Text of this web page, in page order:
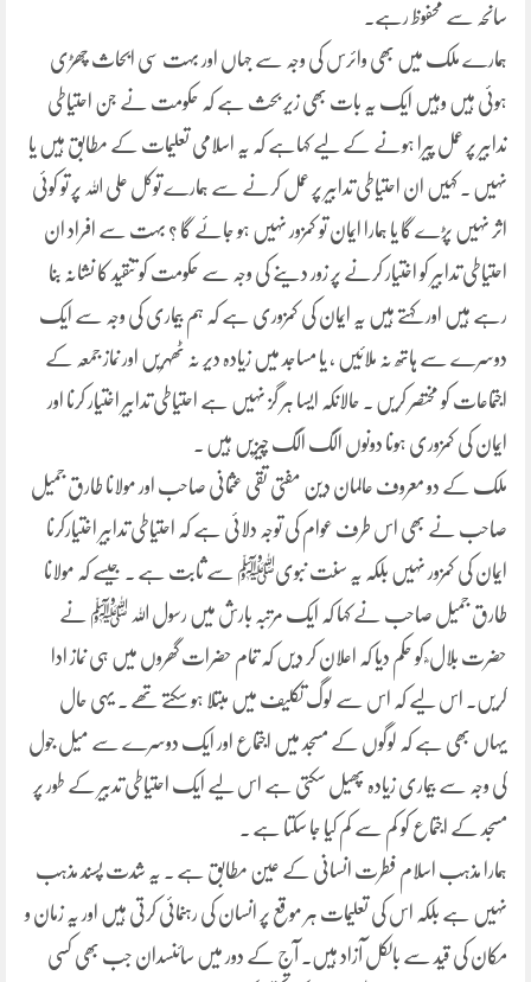
سانحہ سے محفوظ رہے۔
ہمارے ملک میں بھی وائرس کی وجہ سے جہاں اور بہت سی ابحاث چھڑی
ہوئی ہیں وہیں ایک یہ بات بھی زیر بحث ہے کہ حکومت نے جن احتیاطی
تدابیر پر عمل پیرا ہونے کے لیے کہاہے کہ یہ اسلامی تعلیمات کے مطابق ہیں یا
نہیں ۔ کہیں ان احتیاطی تدابیر پر عمل کرنے سے ہمارے توکل علی اللہ پر تو کوئی
اثر نہیں پڑے گا یا ہمارا ایمان تو کمزور نہیں ہو جائے گا ؟ بہت سے افراد ان
احتیاطی تدابیر کو اختیار کرنے پر زور دینے کی وجہ سے حکومت کو تنقید کا نشانہ بنا
رہے ہیں اور کہتے ہیں یہ ایمان کی کمزوری ہے کہ ہم بیماری کی وجہ سے ایک
دوسرے سے ہاتھ نہ ملائیں ، یا مساجد میں زیادہ دیر نہ ٹھہریں اور نماز جمعہ کے
اجتماعات کو مختصر کریں ۔ حالانکہ ایسا ہر گز نہیں ہے احتیاطی تدابیر اختیار کرنا اور
ایمان کی کمزوری ہونا دونوں الگ الگ چیزیں ہیں ۔
ملک کے دو معروف عالمان دین مفتی تقی عثمانی صاحب اور مولانا طارق جمیل
صاحب نے بھی اس طرف عوام کی توجہ دلائی ہے کہ احتیاطی تدابیر اختیارکرنا
ایمان کی کمزور نہیں بلکہ یہ سنت نبویﷺ سے ثابت ہے ۔ جیسے کہ مولانا
طارق جمیل صاحب نے کہا کہ ایک مرتبہ بارش میں رسول اللہ ﷺ نے
حضرت بلال ؓ کو حکم دیا کہ اعلان کر دیں کہ تمام حضرات گھروں میں ہی نماز ادا
کریں۔ اس لیے کہ اس سے لوگ تکلیف میں مبتلا ہو سکتے تھے ۔ یہی حال
یہاں بھی ہے کہ لوگوں کے مسجد میں اجتماع اور ایک دوسرے سے میل جول
کی وجہ سے بیماری زیادہ پھیل سکتی ہے اس لیے ایک احتیاطی تدبیر کے طور پر
مسجد کے اجتماع کو کم سے کم کیا جا سکتا ہے ۔
ہمارا مذہب اسلام فطرت انسانی کے عین مطابق ہے ۔ یہ شدت پسند مذہب
نہیں ہے بلکہ اس کی تعلیمات ہر موقع پر انسان کی رہنمائی کرتی ہیں اور یہ زمان و
مکان کی قید سے بالکل آزاد ہیں۔ آج کے دور میں سائنسدان جب بھی کسی